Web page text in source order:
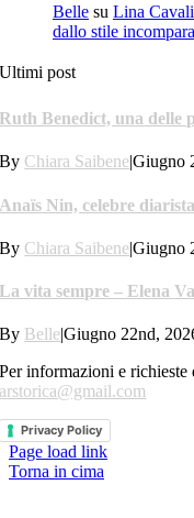
Belle su Lina
dallo stile
Ultimi post
Ruth Benedict, una delle
By Chiara Saibene|Giugno
Anaïs Nin, celebre
By Chiara Saibene|Giugno
La vita sempre – Elena
By Belle|Giugno 22nd,
Per informazioni e
arstorica@gmail.com
Privacy Policy
Page load link
Torna in cima